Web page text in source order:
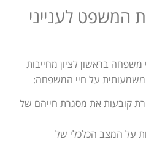
המשפט לענייני
בראשון לציון מחייבות
על חיי המשפחה:
קובעות את מסגרת חייהם של
על המצב הכלכלי של